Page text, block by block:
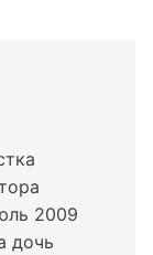
2009
дочь